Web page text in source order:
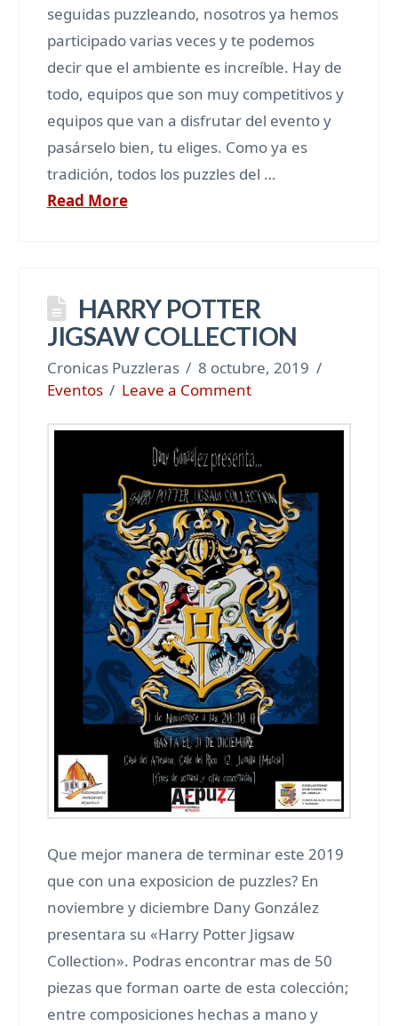
seguidas puzzleando, nosotros ya hemos
participado varias veces y te podemos
decir que el ambiente es increíble. Hay de
todo, equipos que son muy competitivos y
equipos que van a disfrutar del evento y
pasárselo bien, tu eliges. Como ya es
tradición, todos los puzzles del …
Read More
HARRY POTTER
JIGSAW COLLECTION
Cronicas Puzzleras
8 octubre, 2019
Eventos
Leave a Comment
Que mejor manera de terminar este 2019
que con una exposicion de puzzles? En
noviembre y diciembre Dany González
presentara su «Harry Potter Jigsaw
Collection». Podras encontrar mas de 50
piezas que forman oarte de esta colección;
entre composiciones hechas a mano y